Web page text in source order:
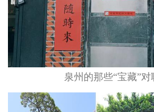
泉州的那些“宝藏”